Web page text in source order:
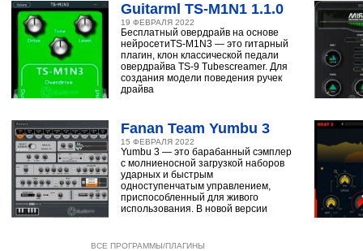
Guitarml TS-M1N1 1.1.0
19 ФЕВРАЛЯ 2022
Бесплатный овердрайв на основе
нейросетиTS-M1N3 — это гитарный
плагин, клон классической педали
овердрайва TS-9 Tubescreamer. Для
создания модели поведения ручек
драйва
Fanan Team Yumbu 3
15 ФЕВРАЛЯ 2022
Yumbu 3 — это барабанный сэмплер
с молниеносной загрузкой наборов
ударных и быстрым
одноступенчатым управлением,
приспособленный для живого
использования. В новой версии
ВСЕ ПРОГРАММЫ/ПЛАГИНЫ